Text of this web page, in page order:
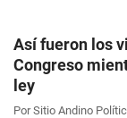
Así fueron los
Congreso
ley
Por Sitio Andino